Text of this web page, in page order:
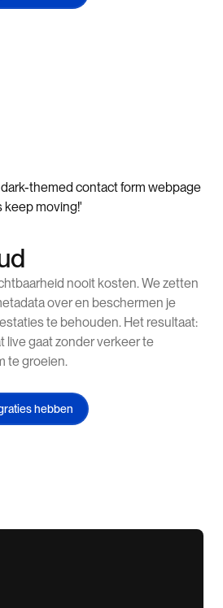
nooit kosten. We zetten
over en beschermen je
te behouden. Het resultaat:
live gaat zonder verkeer te
te groeien.
hebben